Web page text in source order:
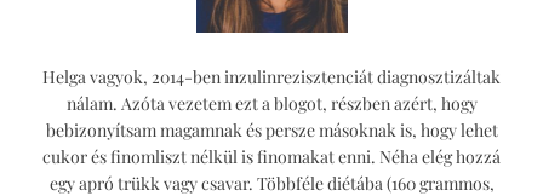
Helga vagyok, 2014-ben inzulinrezisztenciát diagnosztizáltak
nálam. Azóta vezetem ezt a blogot, részben azért, hogy
bebizonyítsam magamnak és persze másoknak is, hogy lehet
cukor és finomliszt nélkül is finomakat enni. Néha elég hozzá
egy apró trükk vagy csavar. Többféle diétába (160 grammos,